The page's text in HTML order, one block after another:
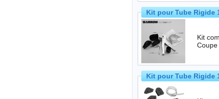
Kit pour Tube Rigide
Kit
Kit pour Tube Rigide